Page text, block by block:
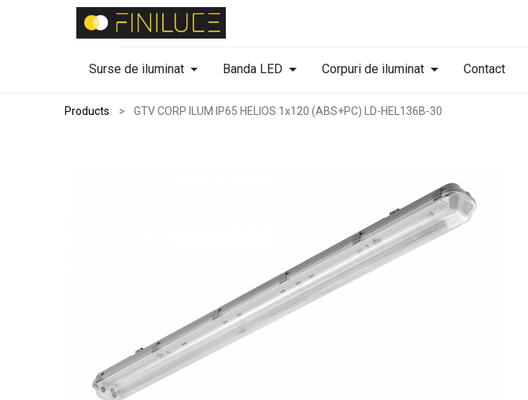
Surse de iluminat Banda LED Corpuri de iluminat Contact
Products GTV CORP ILUM IP65 HELIOS 1x120 (ABS+PC) LD-HEL136B-30